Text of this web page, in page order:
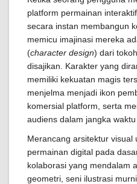
platform permainan
secara instan membangun
memicu imajinasi mereka
(character design) dari
disajikan. Karakter yang
memiliki kekuatan magis
menjelma menjadi ikon
komersial platform, serta
audiens dalam jangka
Merancang arsitektur visual
permainan digital pada
kolaborasi yang mendalam
geometri, seni ilustrasi